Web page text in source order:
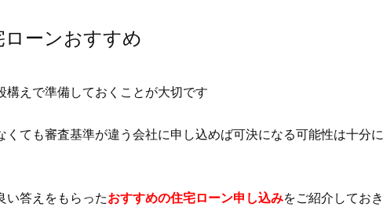
ーンおすすめ
えで準備しておくことが大切です
ても審査基準が違う会社に申し込めば可決になる可能性は十分に
い答えをもらったおすすめの住宅ローン申し込みをご紹介しておき